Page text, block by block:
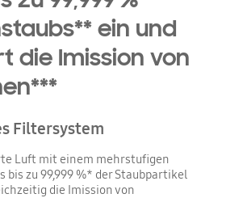
ein und
die Imission von
Filtersystem
Luft mit einem mehrstufigen
bis zu 99,999 %* der Staubpartikel
die Imission von